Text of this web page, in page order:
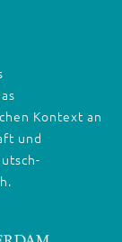
Kontext an
und